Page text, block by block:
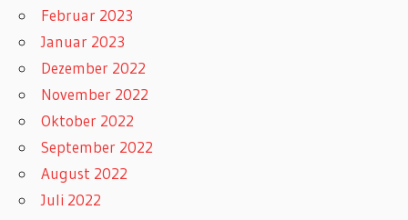
Februar 2023
Januar 2023
Dezember 2022
November 2022
Oktober 2022
September 2022
August 2022
Juli 2022